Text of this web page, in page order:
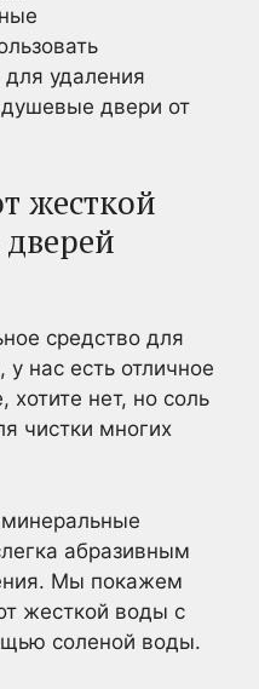
удаления
душевые двери от
жесткой
средство для
нас есть отличное
хотите нет, но соль
чистки многих
абразивным
Мы покажем
жесткой воды с
соленой воды.